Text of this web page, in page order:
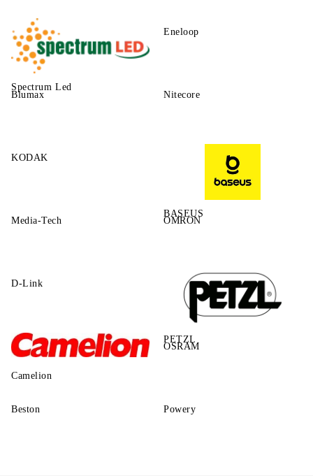
Spectrum Led
Eneloop
Blumax Nitecore
KODAK
BASEUS
Media-Tech OMRON
D-Link
PETZL
Camelion
OSRAM
Beston Powery